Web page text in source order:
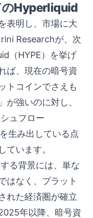
のHyperliquid
表明し、市場に大
Researchが、次
（HYPE）を挙げ
ば、現在の暗号資
トコインでさえも
が強いのに対し、
ュフロー
生み出している点
ています。
る背景には、単な
はなく、プラット
れた経済圏が確立
年以降、暗号資